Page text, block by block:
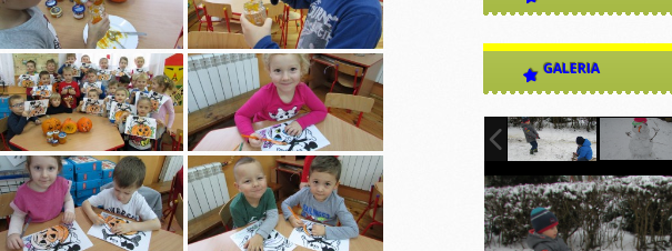
Rada Rodziców
Podstawa
Programowa
Dokumenty do
Pobrania
dla
3
Dzień chłopaka
Dzień postaci z
bajek
Literka „E”
Ćwiczenia
gimnastyczne
2024/2025
Zabawy z liśćmi
2024/2025
Dzień kropki
Walentynki Misie
Dzień Babci i
Dziadka
Warsztaty Dzień
Babci i Dziadka
Jasełka
Mikołajki
GALERIA